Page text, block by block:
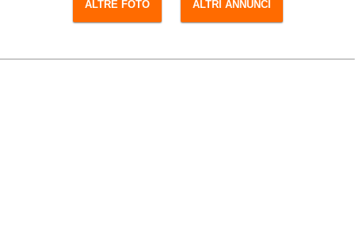
ALTRE FOTO ALTRI ANNUNCI